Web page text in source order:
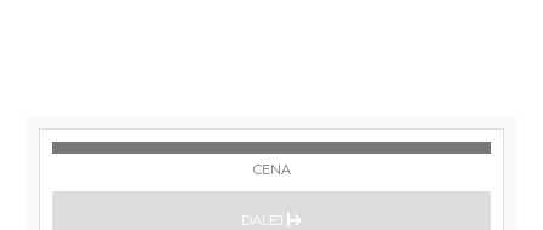
CENA
DALEJ